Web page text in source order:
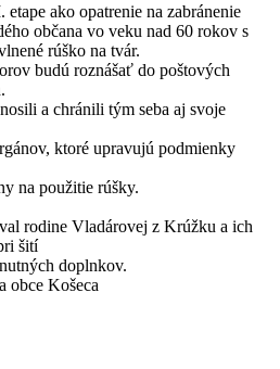
ako opatrenie na zabránenie
občana vo veku nad 60 rokov s
rúško na tvár.
budú roznášať do poštových
a chránili tým seba aj svoje
ktoré upravujú podmienky
na použitie rúšky.
rodine Vladárovej z Krúžku a ich
šití
doplnkov.
obce Košeca